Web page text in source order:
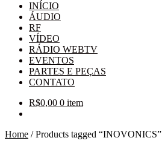
INÍCIO
ÁUDIO
RF
VÍDEO
RÁDIO WEBTV
EVENTOS
PARTES E PEÇAS
CONTATO
R$0,00 0 item
Home /Products tagged “INOVONICS”